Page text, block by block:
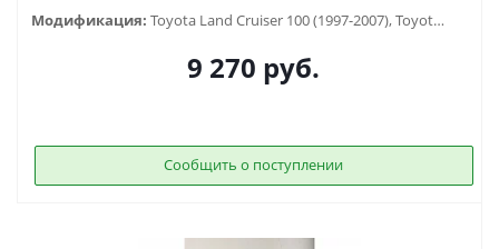
Модификация:
Toyota Land Cruiser 100 (1997-2007), Toyota Land Cruiser 105 (1998-2006)
9 270 руб.
Сообщить о поступлении